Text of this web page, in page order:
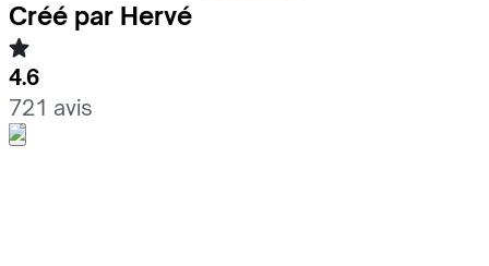
Créé par Hervé
4.6
721 avis